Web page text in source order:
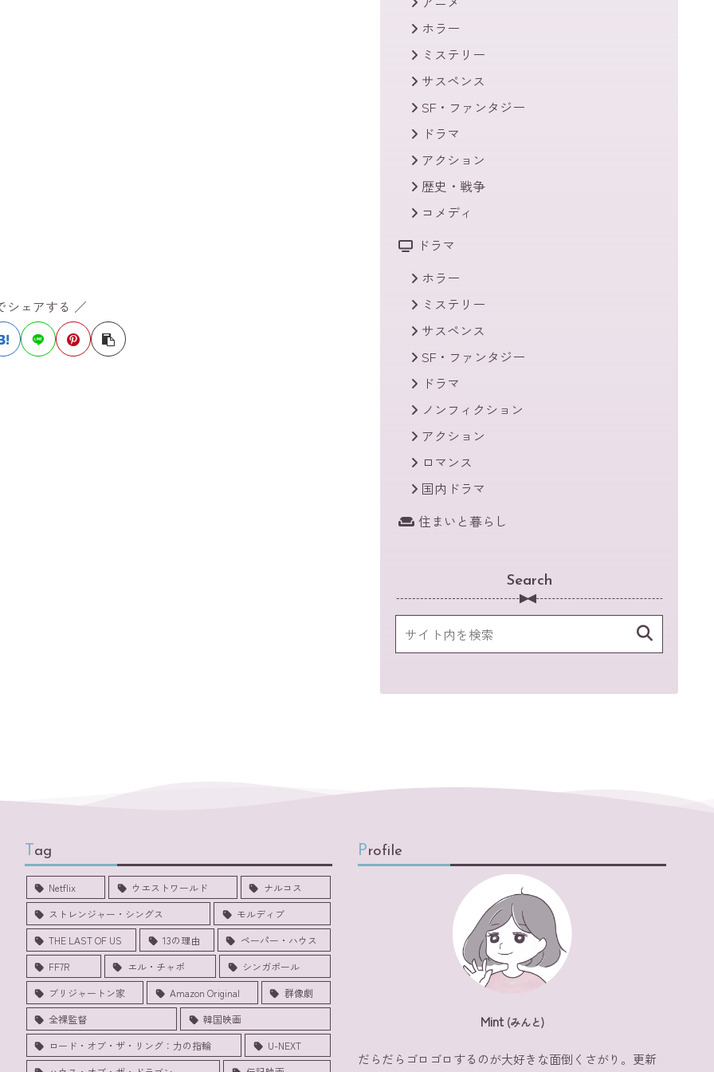
シェアする ／
ホラー
ミステリー
サスペンス
SF・ファンタジー
ドラマ
アクション
歴史・戦争
コメディ
ドラマ
ホラー
ミステリー
サスペンス
SF・ファンタジー
ドラマ
ノンフィクション
アクション
ロマンス
国内ドラマ
住まいと暮らし
Search
Tag
Netflix ウエストワールド
ナルコス
ストレンジャー・シングス
モルディブ
THE LAST OF US
13の理由
ペーパー・ハウス
FF7R
エル・チャポ
シンガポール
ブリジャートン家
Amazon Original
群像劇
全裸監督
韓国映画
ロード・オブ・ザ・リング：力の指輪
U-NEXT
Profile
Mint (みんと)
だらだらゴロゴロするのが大好きな面倒くさがり。更新